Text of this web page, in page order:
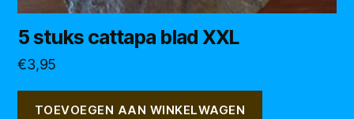
5 stuks cattapa blad XXL
€3,95
TOEVOEGEN AAN WINKELWAGEN